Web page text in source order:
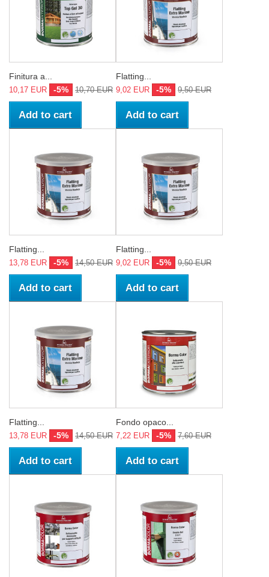
Finitura a...
10,17 EUR -5% 10,70 EUR
Add to cart
Flatting...
9,02 EUR -5% 9,50 EUR
Add to cart
Flatting...
13,78 EUR -5% 14,50 EUR
Add to cart
Flatting...
9,02 EUR -5% 9,50 EUR
Add to cart
Flatting...
13,78 EUR -5% 14,50 EUR
Add to cart
Fondo opaco...
7,22 EUR -5% 7,60 EUR
Add to cart